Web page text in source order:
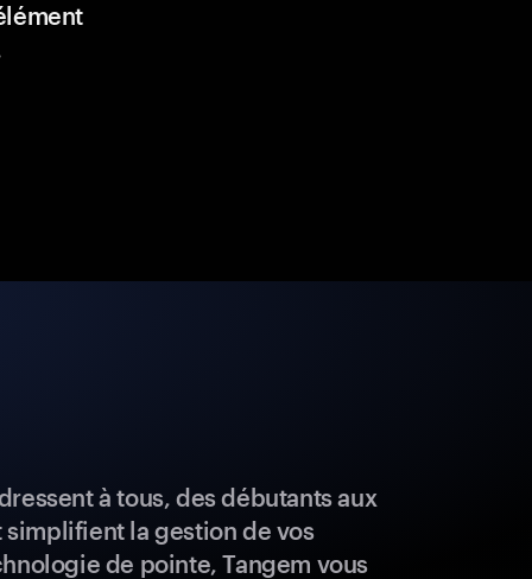
à tous, des débutants aux
la gestion de vos
de pointe, Tangem vous